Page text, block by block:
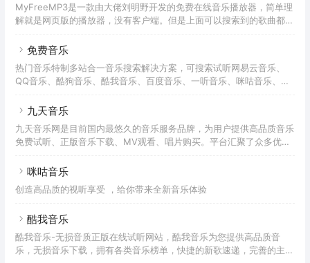
VIP会员的活动，截止时间目前没有说明。对于白嫖的活动，硬核君肯
定不会让大家错过。所以，硬核君特意整理了免费领取（白嫖）的方
MyFreeMP3是一款由大佬刘明野开发的免费在线音乐播放器，简单理
解就是网页版的播放器，没有客户端。但是上面可以搜索到的歌曲都是
讯、酷狗、酷我等产品的版权音乐。在MyFreeMP3除了在线听歌外，
免费音乐
热门音乐特制多站合一音乐搜索解决方案，可搜索试听网易云音乐、
QQ音乐、酷狗音乐、酷我音乐、百度音乐、一听音乐、咪咕音乐、荔
乐。九天音乐
九天音乐网是目前国内最悠久的音乐服务品牌，为用户提供高品质音乐
免费试听、正版音乐下载、MV观看、唱片购买。平台汇聚了众多优质
作品。
咪咕音乐
创造高品质的视听享受 ，给你带来全新音乐体验
酷我音乐
酷我音乐-无损音质正版在线试听网站，酷我音乐为您提供高品质音
乐，无损音乐下载，拥有各类音乐榜单，快捷的新歌速递，完善的主题